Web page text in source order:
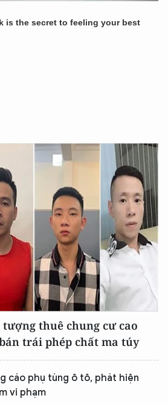
thuê chung cư cao
trái phép chất ma túy
cáo phụ tùng ô tô, phát hiện
vi phạm